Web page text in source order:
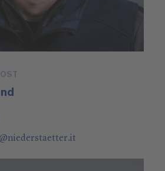
@niederstaetter.it